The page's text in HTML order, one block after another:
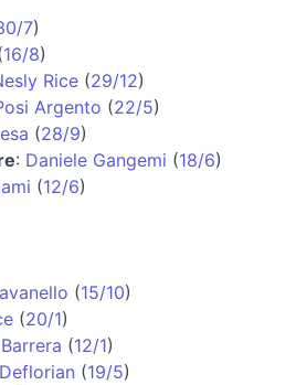
7)
16/8)
Rice (29/12)
Argento (22/5)
(28/9)
: Daniele Gangemi (18/6)
(12/6)
(15/10)
(20/1)
(12/1)
(19/5)